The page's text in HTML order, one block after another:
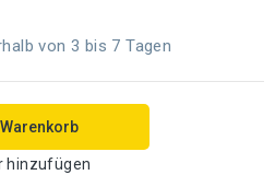
von 3 bis 7 Tagen
Warenkorb
hinzufügen